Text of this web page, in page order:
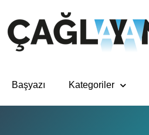
Başyazı Kategoriler